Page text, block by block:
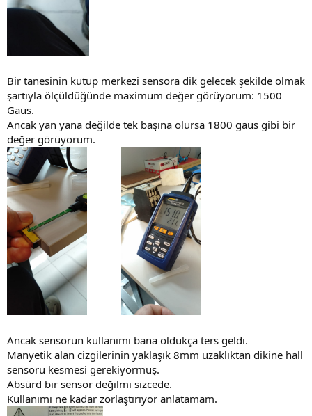
Bir tanesinin kutup merkezi sensora dik gelecek şekilde olmak
şartıyla ölçüldüğünde maximum değer görüyorum: 1500
Gaus.
Ancak yan yana değilde tek başına olursa 1800 gaus gibi bir
değer görüyorum.
Ancak sensorun kullanımı bana oldukça ters geldi.
Manyetik alan cizgilerinin yaklaşık 8mm uzaklıktan dikine hall
sensoru kesmesi gerekiyormuş.
Absürd bir sensor değilmi sizcede.
Kullanımı ne kadar zorlaştırıyor anlatamam.